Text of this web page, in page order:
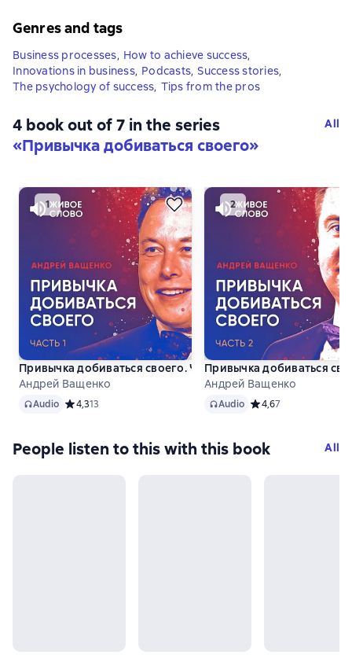
Genres and tags
Business processes, How to achieve success,
Innovations in business, Podcasts, Success stories,
The psychology of success, Tips from the pros
4 book out of 7 in the series
«Привычка добиваться своего»
All
Привычка добиваться своего. Часть 1
Андрей Ващенко
AudioAudio Средний рейтинг 4,3 на основе 13 оценок
4,313
Привычка добиваться
Андрей Ващенко
AudioAudio Средний рейтинг 4,6
4,67
People listen to this with this book All